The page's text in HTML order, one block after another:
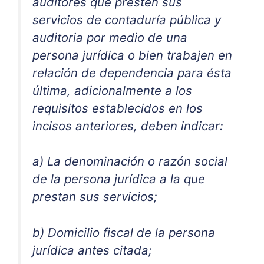
servicios de contaduría pública y
auditoria por medio de una
persona jurídica o bien trabajen en
relación de dependencia para ésta
última, adicionalmente a los
requisitos establecidos en los
incisos anteriores, deben indicar:
a) La denominación o razón social
de la persona jurídica a la que
prestan sus servicios;
b) Domicilio fiscal de la persona
jurídica antes citada;